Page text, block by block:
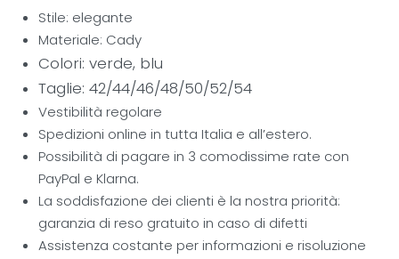
Stile: elegante
Materiale: Cady
Colori: verde, blu
Taglie: 42/44/46/48/50/52/54
Vestibilità regolare
Spedizioni online in tutta Italia e all’estero.
Possibilità di pagare in 3 comodissime rate con
PayPal e Klarna.
La soddisfazione dei clienti è la nostra priorità:
garanzia di reso gratuito in caso di difetti
Assistenza costante per informazioni e risoluzione